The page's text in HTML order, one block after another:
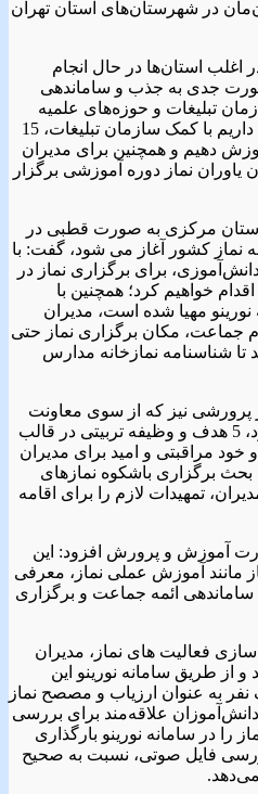
در شهرستان‌های استان تهران
اغلب استان‌ها در حال انجام
جدی به جذب و ساماندهی
تبلیغات و حوزه‌های علمیه
اقدام کنیم؛ در حال حاضر تلاش داریم با کمک سازمان تبلیغات، 15
دهیم و همچنین برای مدیران
نماز دوره آموزشی برگزار
استان مرکزی به صورت قطبی در
نماز کشور آغاز می شود، گفت: با
برای برگزاری نماز در
خواهیم کرد؛ همچنین با
نورینو مهیا شده است، مدیران
جماعت، مکان برگزاری نماز حتی
شناسنامه نمازخانه مدارس
پرورشی نیز که از سوی معاونت
پرورشی و فرهنگی ابلاغ می‌شود، 5 هدف و وظیفه تربیتی در قالب
مراقبتی و امید برای مدیران
برگزاری باشکوه نمازهای
تمهیدات لازم را برای اقامه
آموزش و پرورش افزود: این
مانند آموزش عملی نماز، معرفی
ساماندهی ائمه جماعت و برگزاری
فعالیت های نماز، مدیران
و از طریق سامانه نورینو این
به عنوان ارزیاب و مصصح نماز
علاقه‌مند برای بررسی
را در سامانه نورینو بارگذاری
فایل صوتی، نسبت به صحیح
می‌دهد.